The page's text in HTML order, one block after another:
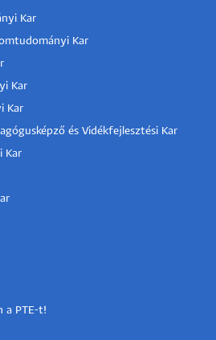
Kar
Kar
Kar
Kar
és Vidékfejlesztési Kar
Kar
a PTE-t!